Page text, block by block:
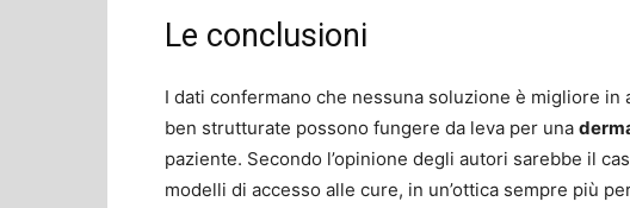
Le conclusioni
I dati confermano che nessuna soluzione è migliore
ben strutturate possono fungere da leva per una
paziente. Secondo l’opinione degli autori sarebbe il
modelli di accesso alle cure, in un’ottica sempre più